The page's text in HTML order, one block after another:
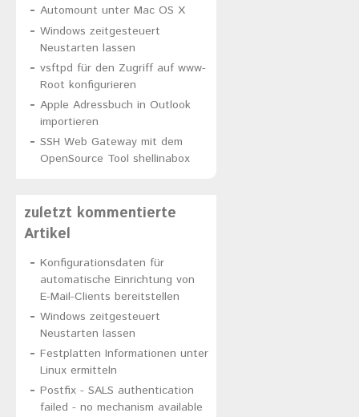
Automount unter Mac OS X
Windows zeitgesteuert
Neustarten lassen
vsftpd für den Zugriff auf www-
Root konfigurieren
Apple Adressbuch in Outlook
importieren
SSH Web Gateway mit dem
OpenSource Tool shellinabox
zuletzt kommentierte
Artikel
Konfigurationsdaten für
automatische Einrichtung von
E-Mail-Clients bereitstellen
Windows zeitgesteuert
Neustarten lassen
Festplatten Informationen unter
Linux ermitteln
Postfix - SALS authentication
failed - no mechanism available